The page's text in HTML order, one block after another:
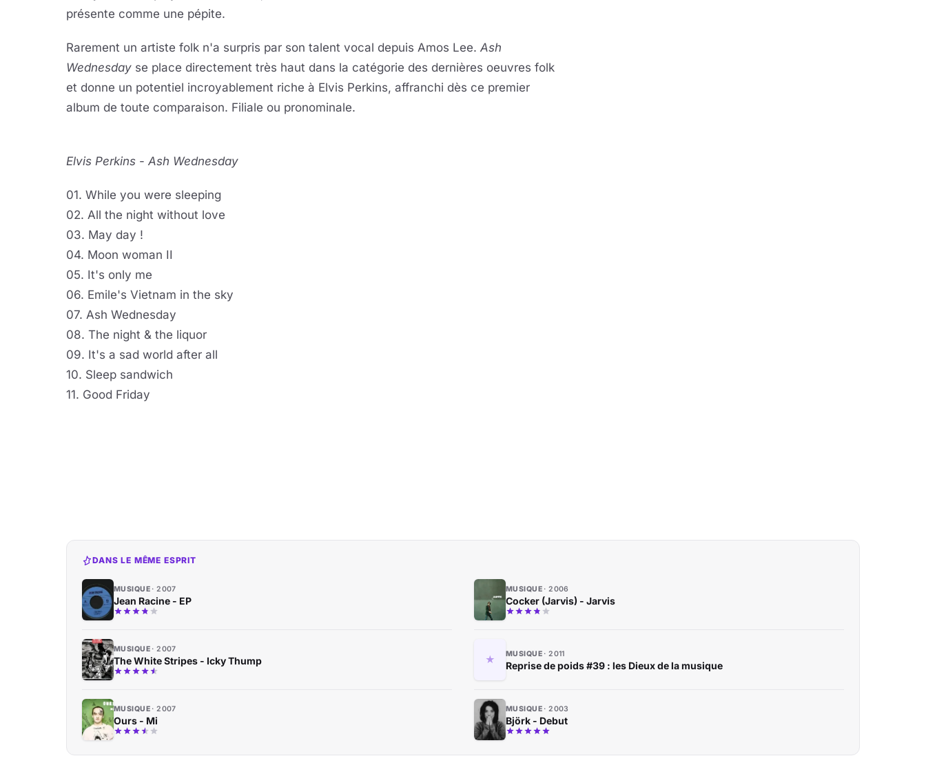
présente comme une pépite.
Rarement un artiste folk n'a surpris par son talent vocal depuis Amos Lee. Ash
Wednesday se place directement très haut dans la catégorie des dernières oeuvres folk
et donne un potentiel incroyablement riche à Elvis Perkins, affranchi dès ce premier
album de toute comparaison. Filiale ou pronominale.
Elvis Perkins - Ash Wednesday
01. While you were sleeping
02. All the night without love
03. May day !
04. Moon woman II
05. It's only me
06. Emile's Vietnam in the sky
07. Ash Wednesday
08. The night & the liquor
09. It's a sad world after all
10. Sleep sandwich
11. Good Friday
DANS LE MÊME ESPRIT
MUSIQUE 2007
Jean Racine - EP
MUSIQUE 2006
Cocker (Jarvis) - Jarvis
MUSIQUE 2007
The White Stripes - Icky Thump
MUSIQUE 2011
Reprise de poids #39 : les Dieux de la musique
MUSIQUE 2007
Ours - Mi
MUSIQUE 2003
Björk - Debut